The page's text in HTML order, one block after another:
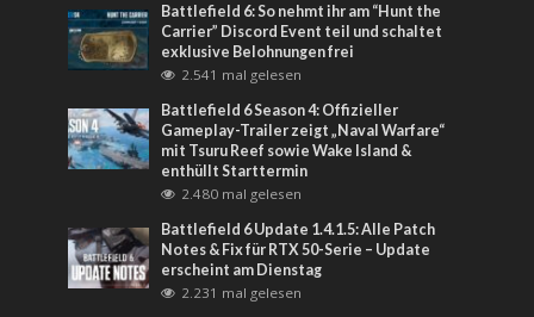
Battlefield 6: So nehmt ihr am “Hunt the
Carrier” Discord Event teil und schaltet
exklusive Belohnungen frei
2.541 mal gelesen
Battlefield 6 Season 4: Offizieller
Gameplay-Trailer zeigt „Naval Warfare“
mit Tsuru Reef sowie Wake Island &
enthüllt Starttermin
2.480 mal gelesen
Battlefield 6 Update 1.4.1.5: Alle Patch
Notes & Fix für RTX 50-Serie – Update
erscheint am Dienstag
2.231 mal gelesen